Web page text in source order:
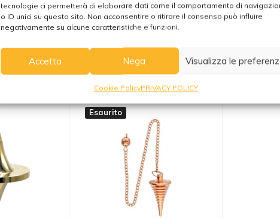
tecnologie ci permetterà di elaborare dati come il comportamento di
o ID unici su questo sito. Non acconsentire o ritirare il consenso può influire
negativamente su alcune caratteristiche e funzioni.
Accetta Nega Visualizza le
Cookie PolicyPRIVACY POLICY
Esaurito